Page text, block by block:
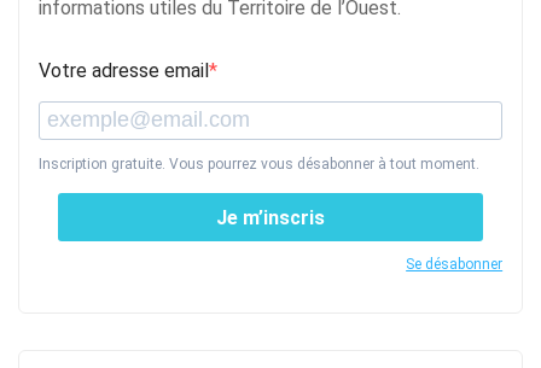
informations utiles du Territoire de l’Ouest.
Votre adresse email
Inscription gratuite. Vous pourrez vous désabonner à tout moment.
Je m’inscris
Se désabonner